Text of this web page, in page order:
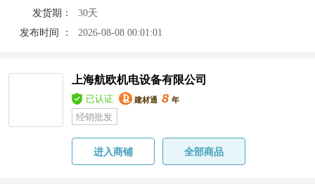
发货期：
30天
发布时间 ：
2026-08-08 00:01:01
上海航欧机电设备有限公司
已认证 建材通 8 年
经销批发
进入商铺 全部商品